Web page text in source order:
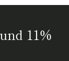
11%